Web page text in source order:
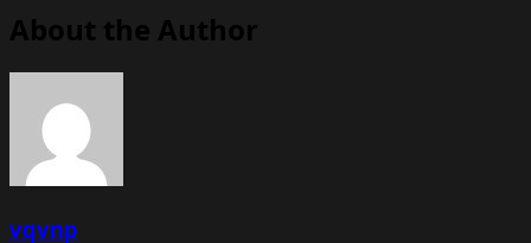
About the Author
vqvnp